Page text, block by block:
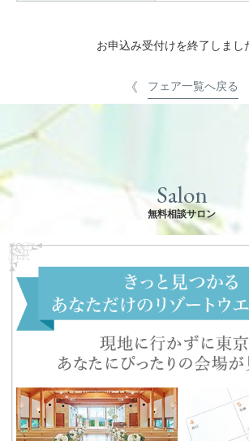
お申込み受付けを終了しまし
フェア一覧へ戻る
Salon
無料相談サロン